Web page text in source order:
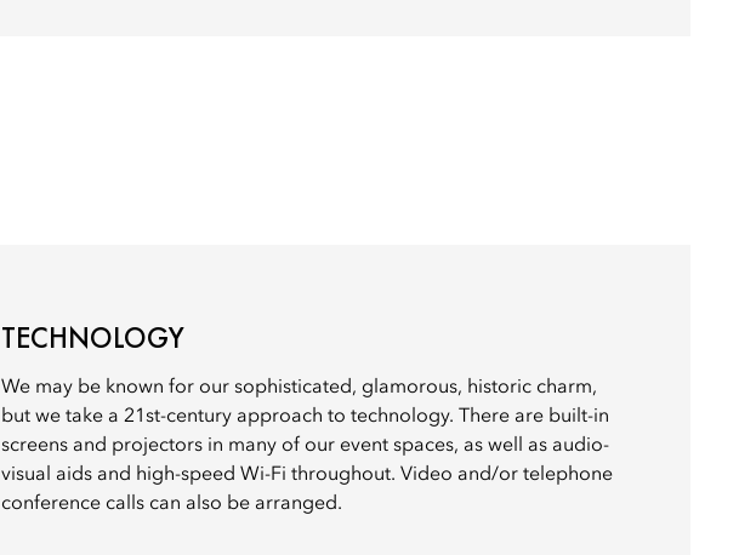
TECHNOLOGY
We may be known for our sophisticated, glamorous, historic charm,
but we take a 21st-century approach to technology. There are built-in
screens and projectors in many of our event spaces, as well as audio-
visual aids and high-speed Wi-Fi throughout. Video and/or telephone
conference calls can also be arranged.